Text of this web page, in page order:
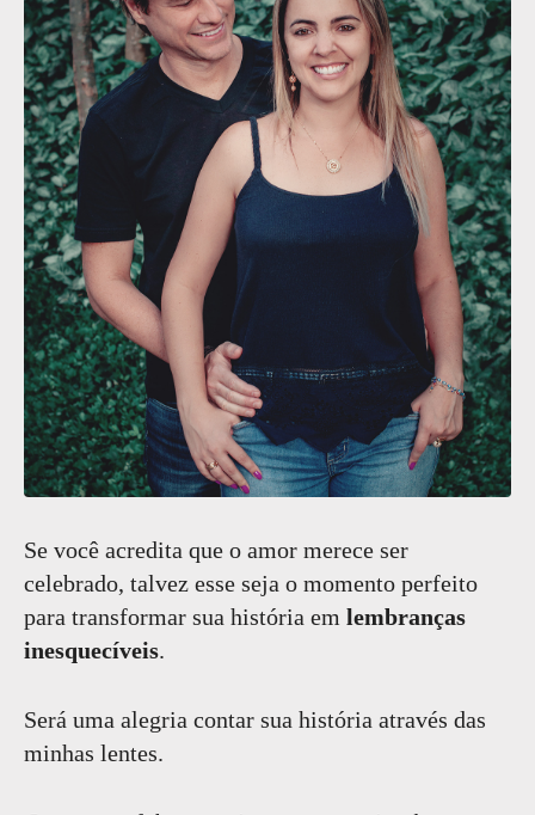
Se você acredita que o amor merece ser
celebrado, talvez esse seja o momento perfeito
para transformar sua história em lembranças
inesquecíveis.
Será uma alegria contar sua história através das
minhas lentes.